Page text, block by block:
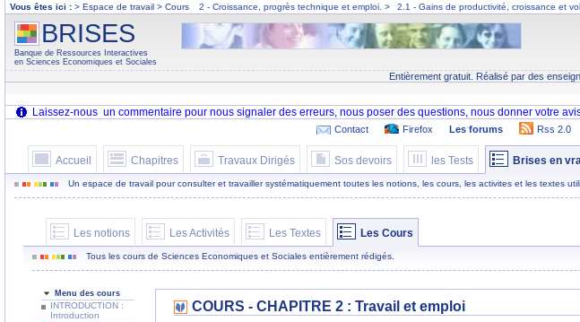
Vous êtes ici : > Espace de travail > Cours 2 - Croissance, progrès technique et emploi. > 2.1 - Gains de productivité, croissance et
BRISES
Banque de Ressources Interactives
en Sciences Economiques et Sociales
Entièrement gratuit. Réalisé par des
Contact Firefox Les forums Rss 2.0
Accueil Chapitres Travaux Dirigés Sos devoirs les Tests Brises en
Un espace de travail pour consulter et travailler systématiquement toutes les notions, les cours, les activites et les textes
Les notions Les Activités Les Textes Les Cours
Tous les cours de Sciences Economiques et Sociales entièrement rédigés.
Menu des cours
INTRODUCTION :
Introduction
COURS - CHAPITRE 2 : Travail et emploi